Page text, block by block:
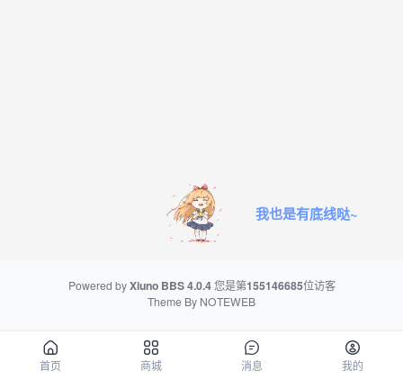
我也是有底线哒~
Powered byXiuno BBS4.0.4 您是第155146685位访客
Theme By NOTEWEB
首页 商城 消息 我的